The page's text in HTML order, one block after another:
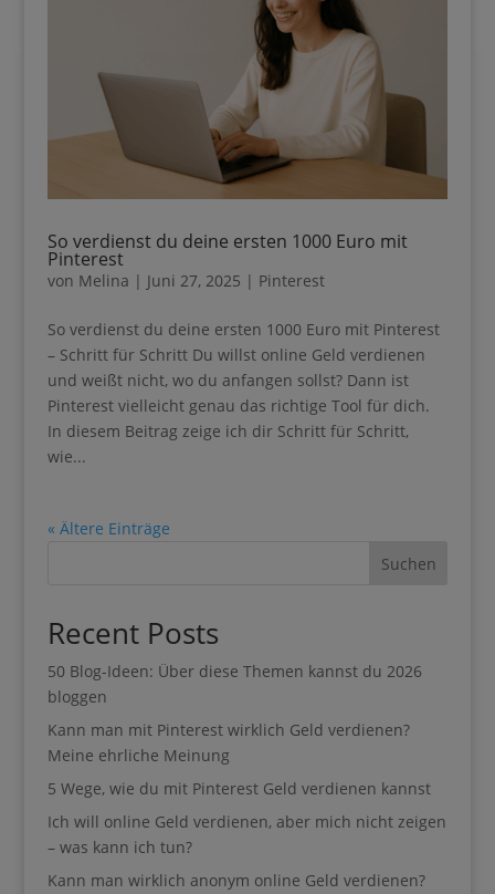
So verdienst du deine ersten 1000 Euro mit
von Melina Juni 27, 2025 Pinterest
So verdienst du deine ersten 1000 Euro mit
verdienen und weißt nicht, wo du anfangen sollst?
Dann ist Pinterest vielleicht genau das richtige Tool
für dich. In diesem Beitrag zeige ich dir Schritt für
Schritt, wie...
50 Blog-Ideen: Über diese Themen kannst du 2026
bloggen
Kann man mit Pinterest wirklich Geld verdienen?
Meine ehrliche Meinung
5 Wege, wie du mit Pinterest Geld verdienen kannst
zeigen – was kann ich tun?
Kann man wirklich anonym online Geld verdienen?
Meine ehrliche Antwort
Gib hier deinen Vornamen an
Gib hier deine E-Mail-Adresse ein, um dich
anzumelden
Geben Sie bitte Ihre E-Mail-Adresse für die Anmeldung an, z. B.
Ich erhalte den Guide per E-Mail und
gelegentlich weitere hilfreiche Impulse & Ideen
Sie können den Newsletter jederzeit über den Link in unserem
Wir verwenden Brevo als unsere Marketing-Plattform. Wenn
dass die von Ihnen angegebenen Informationen an Brevo
zur Bearbeitung gemäß den